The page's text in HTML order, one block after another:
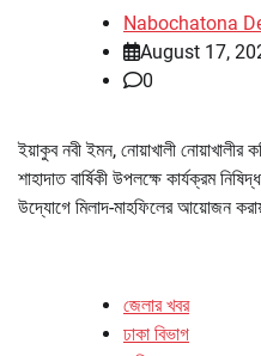
Nabochatona
August 17,
0
ইয়াকুব নবী ইমন, নোয়াখালী নোয়াখালীর
শাহাদাত বার্ষিকী উপলক্ষে কার্যক্রম
উদ্যোগে মিলাদ-মাহফিলের আয়োজন
জেলার খবর
ঢাকা বিভাগ